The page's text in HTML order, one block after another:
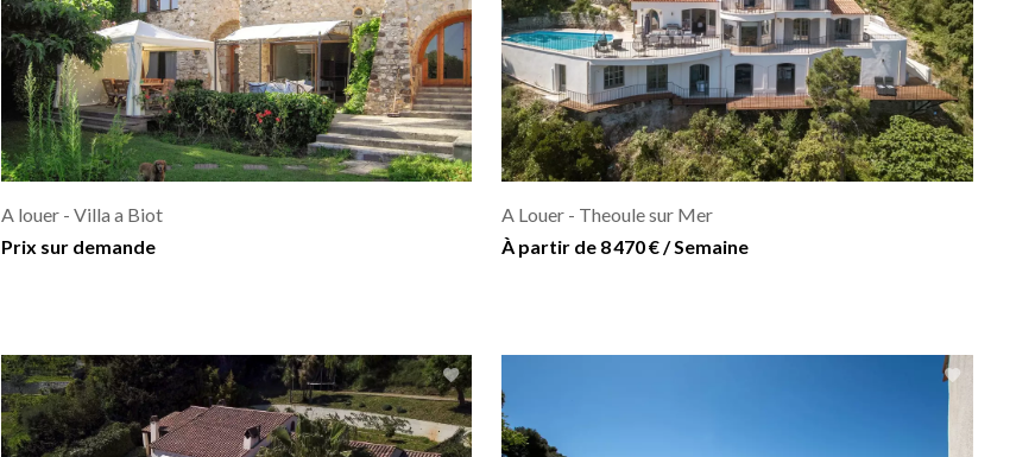
A louer - Villa a Biot
Prix sur demande
A Louer - Theoule sur Mer
À partir de 8 470 € / Semaine